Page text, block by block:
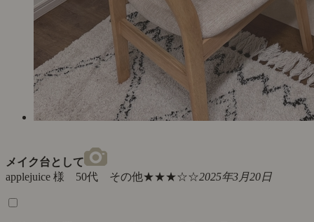
メイク台として
applejuice 様 50代 その他★★★☆☆2025年3月20日